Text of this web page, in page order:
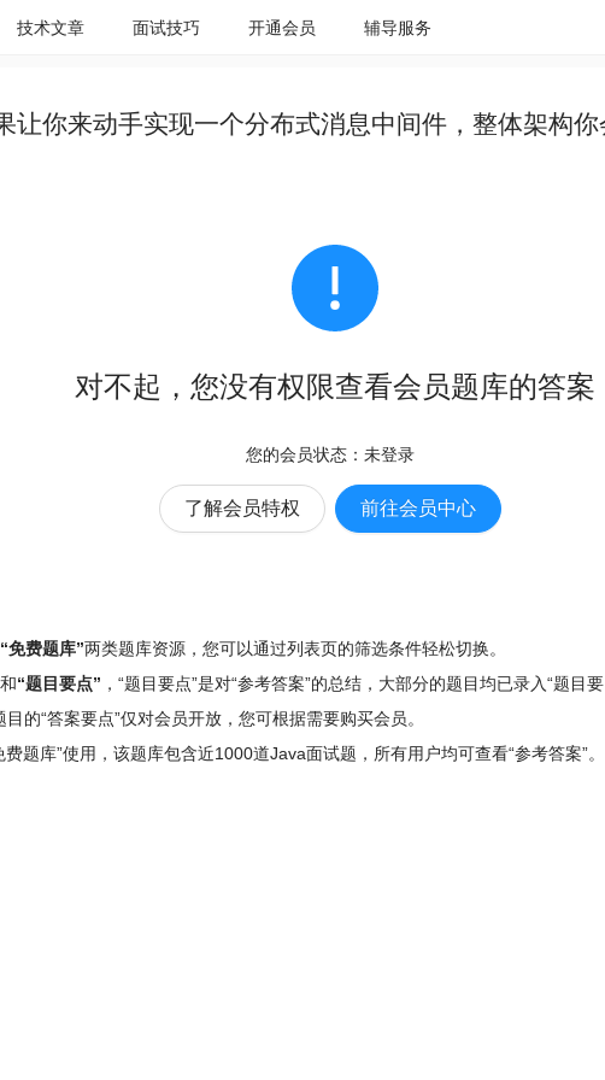
技术文章 面试技巧 开通会员 辅导服务
让你来动手实现一个分布式消息中间件，整体架构
对不起，您没有权限查看会员题库的答案
您的会员状态： 未登录
了解会员特权 前往会员中心
“免费题库”两类题库资源，您可以通过列表页的筛选条件轻松切换。
和“题目要点” ，“题目要点”是对“参考答案”的总结，大部分的题目均已录入“题目
的“答案要点”仅对会员开放，您可根据需要购买会员。
题库”使用，该题库包含近1000道Java面试题 ，所有用户均可查看“参考答案”。